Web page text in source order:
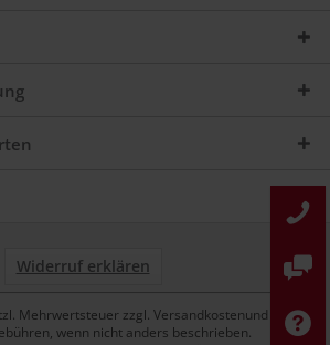
Widerruf erklären
Mehrwertsteuer zzgl. Versandkostenund ggf.
wenn nicht anders beschrieben.